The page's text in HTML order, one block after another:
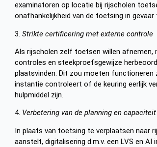
examinatoren op locatie bij rijscholen
onafhankelijkheid van de toetsing in gevaar
3. Strikte certificering met externe controle
Als rijscholen zelf toetsen willen afnemen,
controles en steekproefsgewijze
plaatsvinden. Dit zou moeten functioneren
instantie controleert of de keuring eerlijk
hulpmiddel zijn.
4. Verbetering van de planning en capaciteit
In plaats van toetsing te verplaatsen naar
aanstelt, digitalisering d.m.v. een LVS en